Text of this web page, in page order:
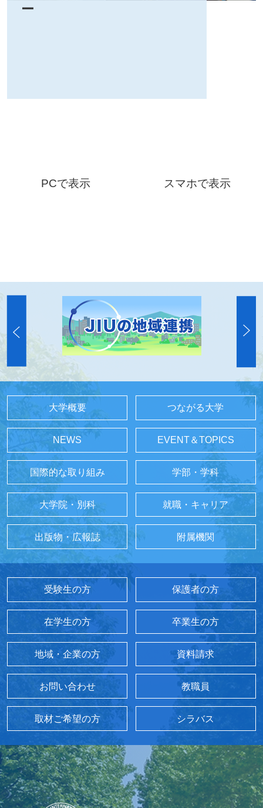
ー
PCで表示 スマホで表示
大学概要 つながる大学
NEWS EVENT＆TOPICS
国際的な取り組み 学部・学科
大学院・別科 就職・キャリア
出版物・広報誌 附属機関
受験生の方 保護者の方
在学生の方 卒業生の方
地域・企業の方 資料請求
お問い合わせ 教職員
取材ご希望の方 シラバス